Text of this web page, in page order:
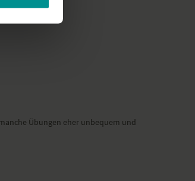
Übungen eher unbequem und